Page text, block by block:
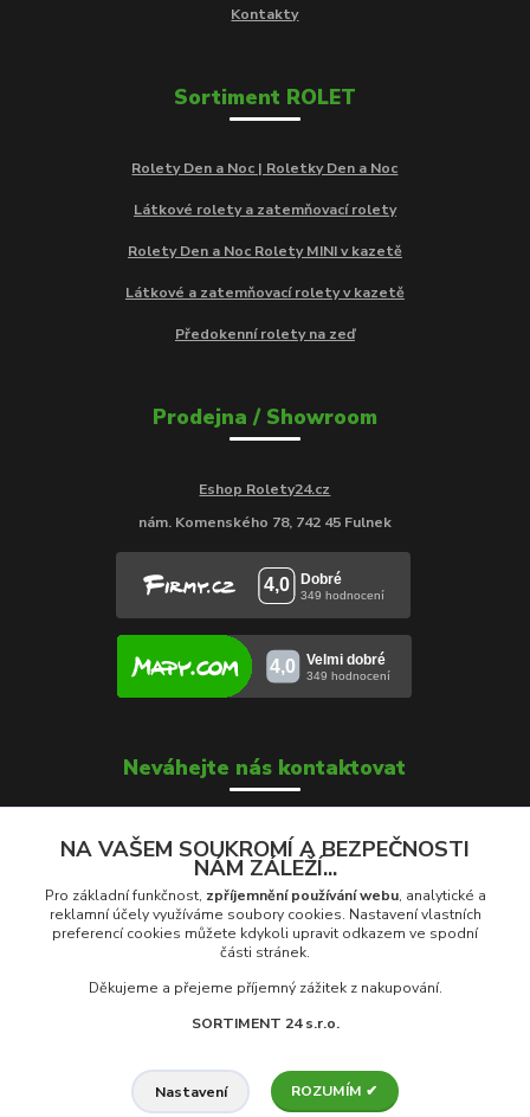
Kontakty
Sortiment ROLET
Rolety Den a Noc | Roletky Den a Noc
Látkové rolety a zatemňovací rolety
Rolety Den a Noc Rolety MINI v kazetě
Látkové a zatemňovací rolety v kazetě
Předokenní rolety na zeď
Prodejna / Showroom
Eshop Rolety24.cz
nám. Komenského 78, 742 45 Fulnek
Neváhejte nás kontaktovat
Soňa Škrobánková
+420 739 000 639
Po - Pá: 8:00 - 16:00
prodej@rolety24.cz
© 2026 Eshop Rolety24.cz | Provozovatel: Sortiment 24 s.r.o., Na
NA VAŠEM SOUKROMÍ A BEZPEČNOSTI
NÁM ZÁLEŽÍ...
Pro základní funkčnost, zpříjemnění používání webu, analytické a
reklamní účely využíváme soubory cookies. Nastavení vlastních
preferencí cookies můžete kdykoli upravit odkazem ve spodní
části stránek.
Děkujeme a přejeme příjemný zážitek z nakupování.
SORTIMENT 24 s.r.o.
Nastavení ROZUMÍM ✔